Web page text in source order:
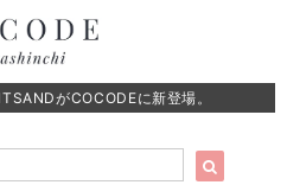
がCOCODEに新登場。